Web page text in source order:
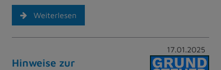
Weiterlesen
17.01.2025
Hinweise zur